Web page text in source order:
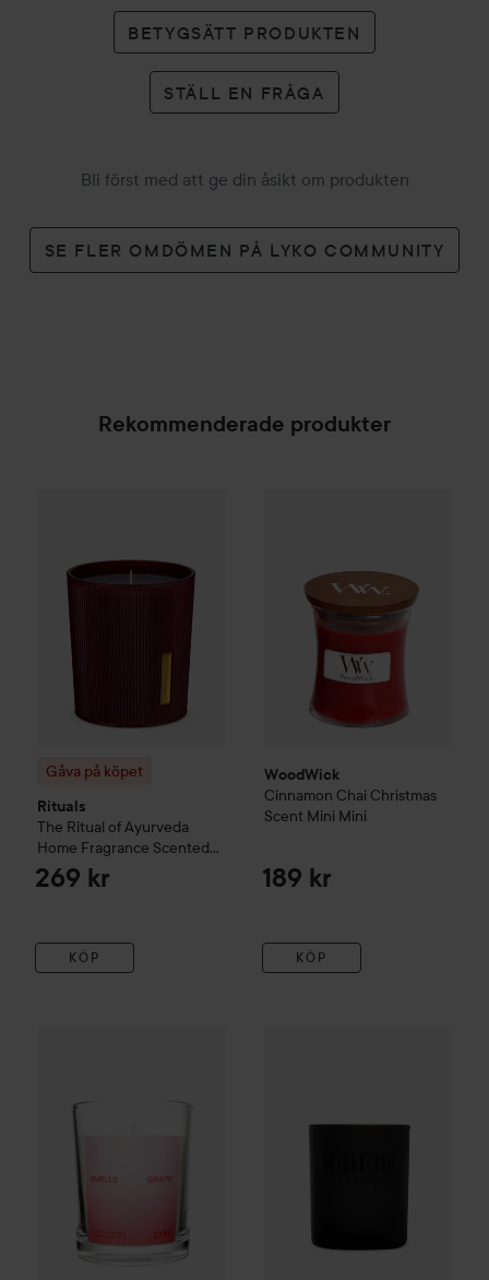
BETYGSÄTT PRODUKTEN
STÄLL EN FRÅGA
Bli först med att ge din åsikt om produkten
SE FLER OMDÖMEN PÅ LYKO COMMUNITY
Rekommenderade produkter
Gåva på köpet
Rituals
The Ritual of Ayurveda
Home Fragrance Scented
Candle - Söt & Nötig -
Sötmandelolja & Indisk Ros
269 kr
KÖP
WoodWick
Cinnamon Chai Christmas
Scent Mini Mini
189 kr
KÖP